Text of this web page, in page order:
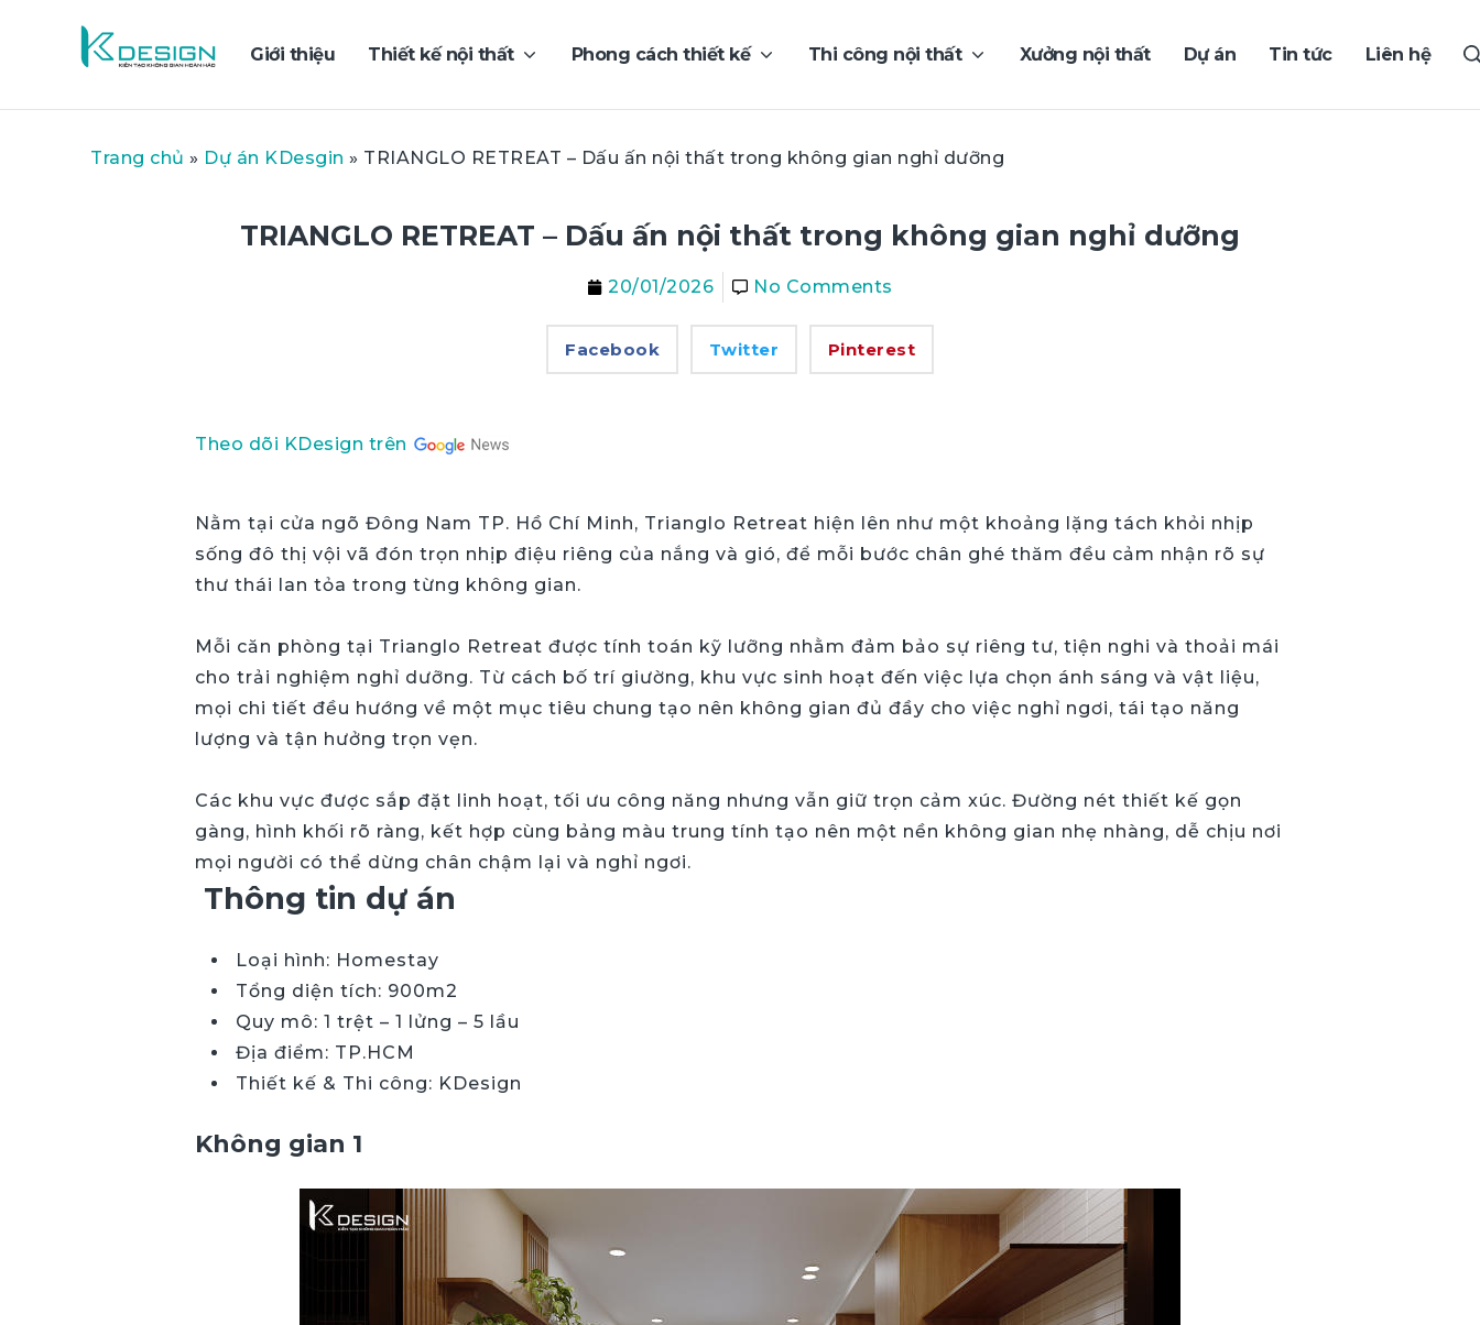
Giới thiệu Thiết kế nội thất Phong cách thiết kế Thi công nội thất Xưởng nội thất Dự án Tin tức Liên hệ
Trang chủ » Dự án KDesgin » TRIANGLO RETREAT – Dấu ấn nội thất trong không gian nghỉ dưỡng
TRIANGLO RETREAT – Dấu ấn nội thất trong không gian nghỉ dưỡng
20/01/2026 No Comments
Facebook Twitter Pinterest
Theo dõi KDesign trên
Nằm tại cửa ngõ Đông Nam TP. Hồ Chí Minh, Trianglo Retreat hiện lên như một khoảng lặng tách khỏi nhịp
sống đô thị vội vã đón trọn nhịp điệu riêng của nắng và gió, để mỗi bước chân ghé thăm đều cảm nhận rõ sự
thư thái lan tỏa trong từng không gian.
Mỗi căn phòng tại Trianglo Retreat được tính toán kỹ lưỡng nhằm đảm bảo sự riêng tư, tiện nghi và thoải mái
cho trải nghiệm nghỉ dưỡng. Từ cách bố trí giường, khu vực sinh hoạt đến việc lựa chọn ánh sáng và vật liệu,
mọi chi tiết đều hướng về một mục tiêu chung tạo nên không gian đủ đầy cho việc nghỉ ngơi, tái tạo năng
lượng và tận hưởng trọn vẹn.
Các khu vực được sắp đặt linh hoạt, tối ưu công năng nhưng vẫn giữ trọn cảm xúc. Đường nét thiết kế gọn
gàng, hình khối rõ ràng, kết hợp cùng bảng màu trung tính tạo nên một nền không gian nhẹ nhàng, dễ chịu nơi
mọi người có thể dừng chân chậm lại và nghỉ ngơi.
Thông tin dự án
Loại hình: Homestay
Tổng diện tích: 900m2
Quy mô: 1 trệt – 1 lửng – 5 lầu
Địa điểm: TP.HCM
Thiết kế & Thi công: KDesign
Không gian 1